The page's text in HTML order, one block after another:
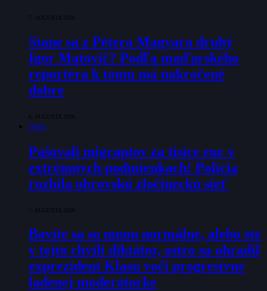
7. AUGUSTA 2026
Stane sa z Pétera Magyara druhý
Igor Matovič? Podľa maďarského
reportéra k tomu má nakročené
dobre
6. AUGUSTA 2026
Svet
Pašovali migrantov za tisíce eur v
extrémnych podmienkach! Polícia
rozbila obrovskú zločineckú sieť
7. AUGUSTA 2026
Bavíte sa so mnou normálne, alebo ste
v tejto chvíli diktátor, ostro sa ohradil
exprezident Klasu voči progresívne
ladenej moderátorke